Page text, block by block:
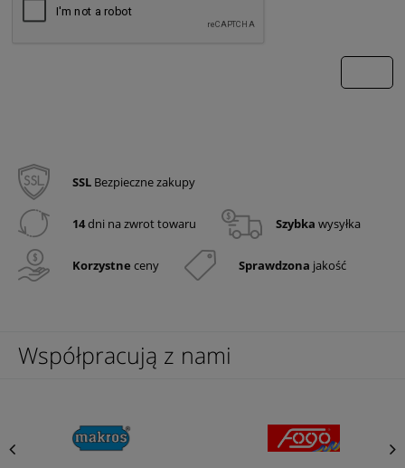
SSL Bezpieczne zakupy
14dni na zwrot towaru Szybka wysyłka
Korzystne ceny Sprawdzona jakość
Współpracują z nami